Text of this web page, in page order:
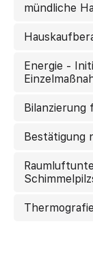
mündliche
Energie -
Bilanzierung
Bestätigung